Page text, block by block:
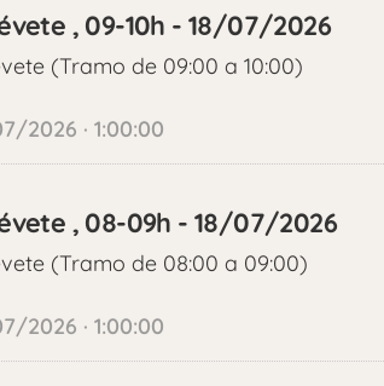
, 09-10h - 18/07/2026
(Tramo de 09:00 a 10:00)
2026 · 1:00:00
, 08-09h - 18/07/2026
(Tramo de 08:00 a 09:00)
2026 · 1:00:00